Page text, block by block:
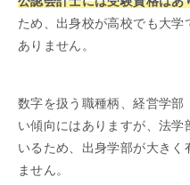
ため、出身校が高校でも大
ありません。
数字を扱う職種柄、経営学部
い傾向にはありますが、法学
いるため、出身学部が大きく
ません。